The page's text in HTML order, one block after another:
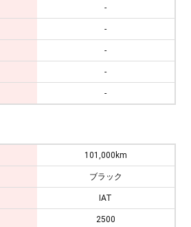
-
-
-
-
-
101,000km
ブラック
IAT
2500